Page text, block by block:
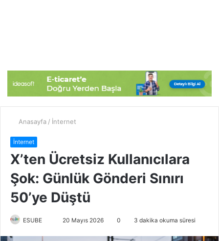
Anasayfa / İnternet
İnternet
X’ten Ücretsiz Kullanıcılara
Şok: Günlük Gönderi Sınırı
50’ye Düştü
ESUBE 20 Mayıs 2026 0 3 dakika okuma süresi